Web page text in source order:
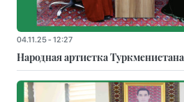
04.11.25 - 12:27
Народная артистка